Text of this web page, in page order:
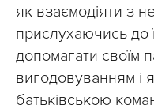
як взаємодіяти з
прислухаючись до
допомагати своїм
вигодовуванням і
батьківською